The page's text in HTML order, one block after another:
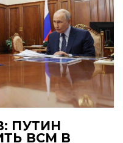
ПУТИН
ВСМ В